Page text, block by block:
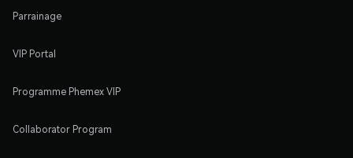
Parrainage
VIP Portal
Programme Phemex VIP
Collaborator Program